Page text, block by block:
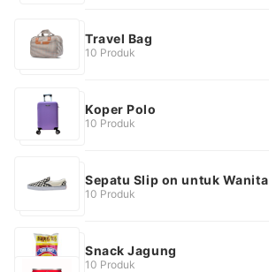
Travel Bag
10 Produk
Koper Polo
10 Produk
Sepatu Slip on untuk Wanita
10 Produk
Snack Jagung
10 Produk